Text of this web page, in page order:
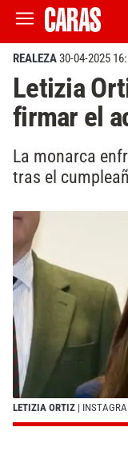
REALEZA30-04-2025
Letizia
firmar el
La monarca
tras el
LETIZIA ORTIZ |